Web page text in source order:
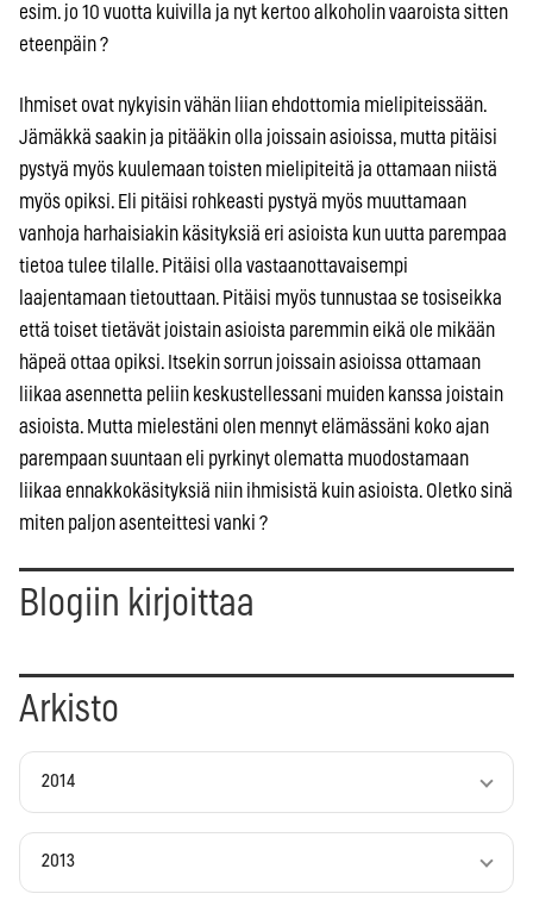
esim. jo 10 vuotta kuivilla ja nyt kertoo alkoholin vaaroista sitten
eteenpäin ?
Ihmiset ovat nykyisin vähän liian ehdottomia mielipiteissään.
Jämäkkä saakin ja pitääkin olla joissain asioissa, mutta pitäisi
pystyä myös kuulemaan toisten mielipiteitä ja ottamaan niistä
myös opiksi. Eli pitäisi rohkeasti pystyä myös muuttamaan
vanhoja harhaisiakin käsityksiä eri asioista kun uutta parempaa
tietoa tulee tilalle. Pitäisi olla vastaanottavaisempi
laajentamaan tietouttaan. Pitäisi myös tunnustaa se tosiseikka
että toiset tietävät joistain asioista paremmin eikä ole mikään
häpeä ottaa opiksi. Itsekin sorrun joissain asioissa ottamaan
liikaa asennetta peliin keskustellessani muiden kanssa joistain
asioista. Mutta mielestäni olen mennyt elämässäni koko ajan
parempaan suuntaan eli pyrkinyt olematta muodostamaan
liikaa ennakkokäsityksiä niin ihmisistä kuin asioista. Oletko sinä
miten paljon asenteittesi vanki ?
Blogiin kirjoittaa
Arkisto
2014
2013